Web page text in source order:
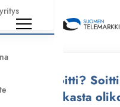
Kuka soitti?
tarkasta